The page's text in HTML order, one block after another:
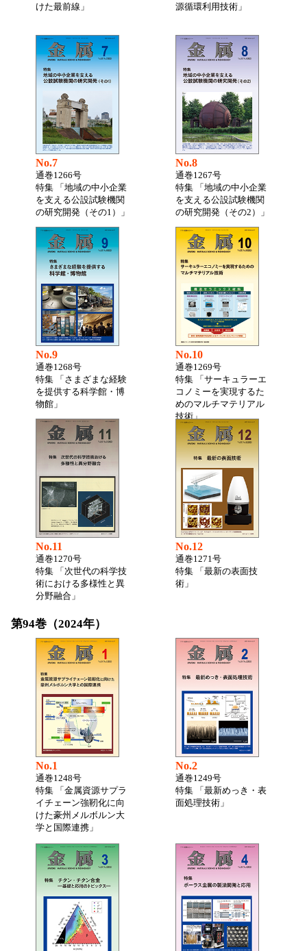
けた最前線」
源循環利用技術」
No.7
通巻1266号
特集 「地域の中小企業
を支える公設試験機関
の研究開発（その1）」
No.8
通巻1267号
特集 「地域の中小企業
を支える公設試験機関
の研究開発（その2）」
No.9
通巻1268号
特集 「さまざまな経験
を提供する科学館・博
物館」
No.10
通巻1269号
特集 「サーキュラーエ
コノミーを実現するた
めのマルチマテリアル
技術」
No.11
通巻1270号
特集 「次世代の科学技
術における多様性と異
分野融合」
No.12
通巻1271号
特集 「最新の表面技
術」
第94巻（2024年）
No.1
通巻1248号
特集 「金属資源サプラ
イチェーン強靭化に向
けた豪州メルボルン大
学と国際連携」
No.2
通巻1249号
特集 「最新めっき・表
面処理技術」